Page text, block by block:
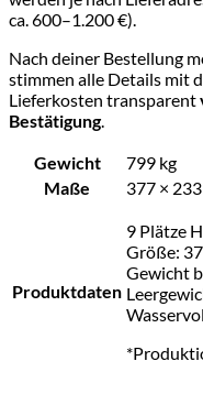
ca. 600–1.200 €).
Nach deiner Bestellung
stimmen alle Details mit
Lieferkosten transparent
Bestätigung.
Gewicht
799 kg
Maße
377 ×
Produktdaten
9 Plätze
Größe:
Gewicht